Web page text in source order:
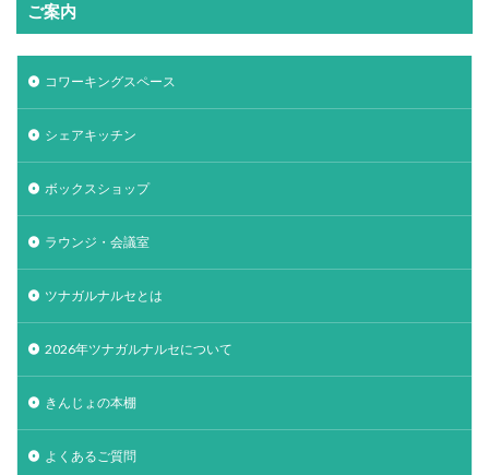
ご案内
コワーキングスペース
シェアキッチン
ボックスショップ
ラウンジ・会議室
ツナガルナルセとは
2026年ツナガルナルセについて
きんじょの本棚
よくあるご質問